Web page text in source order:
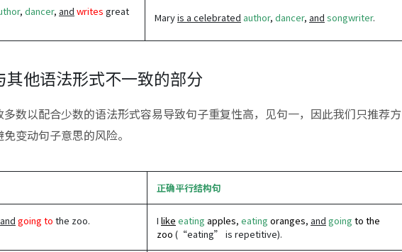
, dancer, and writes great
Maryis a celebrated author, dancer, and songwriter.
其他语法形式不一致的部分
数以配合少数的语法形式容易导致句子重复性高，见句一，因此我们只推荐方
变动句子意思的风险。
正确平行结构句
and going to the zoo. I like eating apples, eating oranges, and going to the
zoo (“eating” is repetitive).